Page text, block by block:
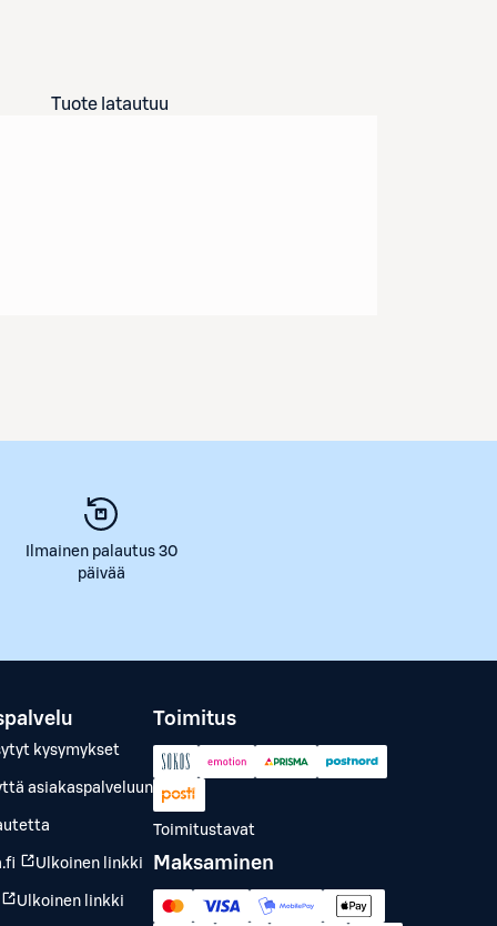
Tuote latautuu
Ilmainen palautus 30
päivää
kysymykset
asiakaspalveluun
Ulkoinen linkki
Ulkoinen linkki
Toimitus
Toimitustavat
Maksaminen